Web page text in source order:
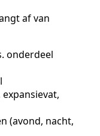
af van
onderdeel
(avond, nacht,